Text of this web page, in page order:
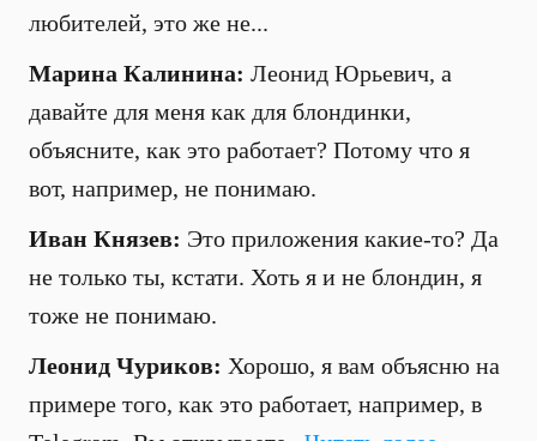
любителей, это же не...
Марина Калинина: Леонид Юрьевич, а
давайте для меня как для блондинки,
объясните, как это работает? Потому что я
вот, например, не понимаю.
Иван Князев: Это приложения какие-то? Да
не только ты, кстати. Хоть я и не блондин, я
тоже не понимаю.
Леонид Чуриков: Хорошо, я вам объясню на
примере того, как это работает, например, в